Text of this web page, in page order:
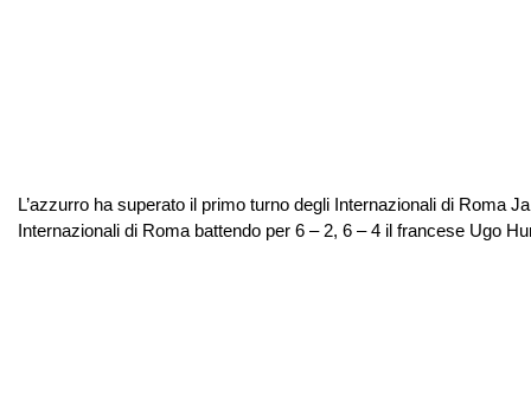
L’azzurro ha superato il primo turno degli Internazionali di Roma
Internazionali di Roma battendo per 6 – 2, 6 – 4 il francese Ugo